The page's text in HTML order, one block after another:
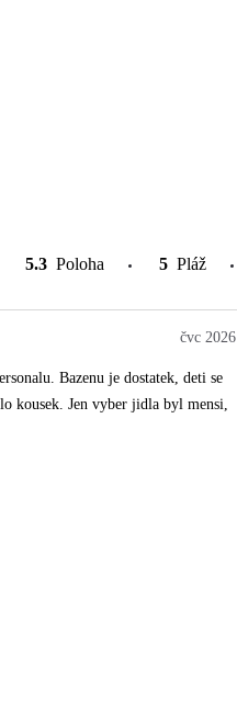
5.3 Poloha 5 Pláž
čvc 2026
Bazenu je dostatek, deti se
kousek. Jen vyber jidla byl mensi,